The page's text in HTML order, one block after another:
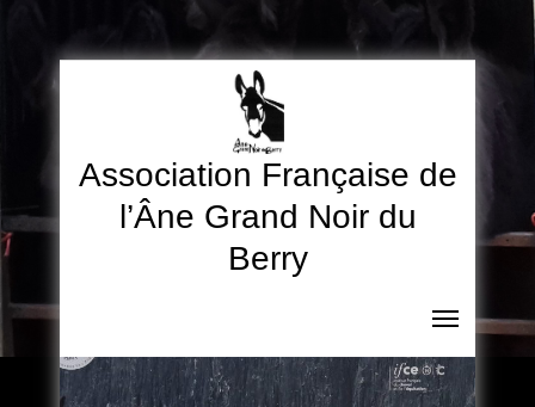
Association Française de
l’Âne Grand Noir du
Berry